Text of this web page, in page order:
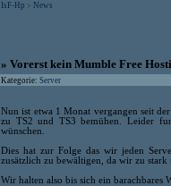
IsF-Hp > News
» Vorerst kein Mumble Free
Kategorie: Server
Nun ist etwa 1 Monat vergangen seit
zu TS2 und TS3 bemühen. Leider
wünschen.
Dies hat zur Folge das wir jeden
zusätzlich zu bewältigen, da wir zu stark
Wir halten also bis sich ein barachbares